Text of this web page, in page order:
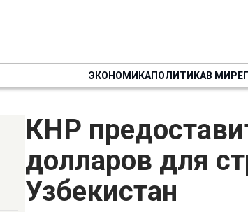
ЭКОНОМИКАПОЛИТИКАВ МИРЕ
КНР
долларов для
Узбекистан